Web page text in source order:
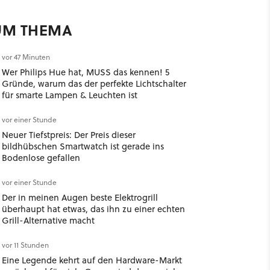
THEMA
vor 47 Minuten
Wer Philips Hue hat, MUSS das kennen! 5
Gründe, warum das der perfekte Lichtschalter
für smarte Lampen & Leuchten ist
vor einer Stunde
Neuer Tiefstpreis: Der Preis dieser
bildhübschen Smartwatch ist gerade ins
Bodenlose gefallen
vor einer Stunde
Der in meinen Augen beste Elektrogrill
überhaupt hat etwas, das ihn zu einer echten
Grill-Alternative macht
vor 11 Stunden
Eine Legende kehrt auf den Hardware-Markt